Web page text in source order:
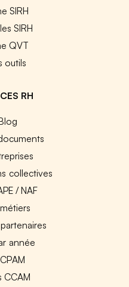
SIRH
SIRH
QVT
outils
RH
collectives
/ NAF
année
CCAM